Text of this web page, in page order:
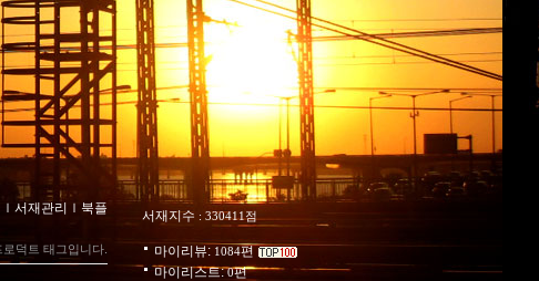
ｌ 서재관리 ｌ 북플
덕트 태그입니다.
서재지수 : 330411점
마이리뷰: 1084편
마이리스트:0편